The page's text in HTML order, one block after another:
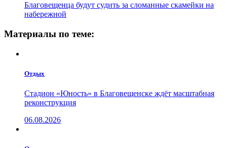
Благовещенца будут судить за сломанные скамейки на
набережной
Материалы по теме:
Отдых
Стадион «Юность» в Благовещенске ждёт масштабная
реконструкция
06.08.2026